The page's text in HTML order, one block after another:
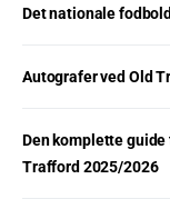
Det nationale
Autografer ved Old
Den komplette guide
Trafford 2025/2026